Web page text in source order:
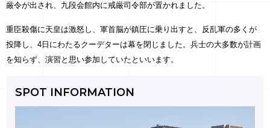
厳令が出され、九段会館内に戒厳司令部が置かれました。
重臣殺傷に天皇は激怒し、軍首脳が鎮圧に乗り出すと、反乱軍の多くが
投降し、4日にわたるクーデターは幕を閉じました。兵士の大多数が計画
を知らず、演習と思い参加していたといいます。
SPOT INFORMATION